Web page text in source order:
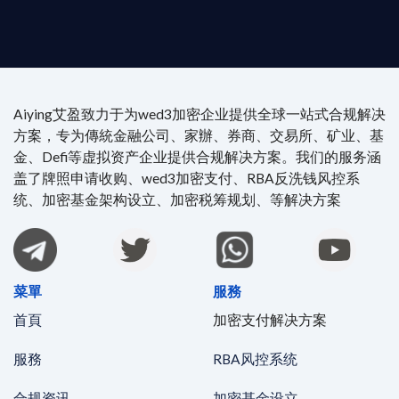
Aiying艾盈致力于为wed3加密企业提供全球一站式合规解决
方案，专为傳統金融公司、家辦、券商、交易所、矿业、基
金、Defi等虚拟资产企业提供合规解决方案。我们的服务涵
盖了牌照申请收购、wed3加密支付、RBA反洗钱风控系
统、加密基金架构设立、加密税筹规划、等解决方案
菜單
首頁
服務
服務
加密支付解决方案
RBA风控系统